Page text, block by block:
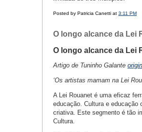
Posted by Patricia Canetti at 3:11 PM
O longo alcance da Lei
O longo alcance da Lei
Artigo de Tuninho Galante
‘Os artistas mamam na Lei
A Lei Rouanet é uma eficaz
educação. Cultura e educação
criativa. Este segmento é tão
Cultura.